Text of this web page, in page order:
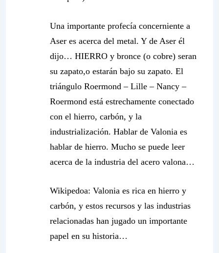
Una importante profecía concerniente a
Aser es acerca del metal. Y de Aser él
dijo… HIERRO y bronce (o cobre) seran
su zapato,o estarán bajo su zapato. El
triángulo Roermond – Lille – Nancy –
Roermond está estrechamente conectado
con el hierro, carbón, y la
industrialización. Hablar de Valonia es
hablar de hierro. Mucho se puede leer
acerca de la industria del acero valona…
Wikipedoa: Valonia es rica en hierro y
carbón, y estos recursos y las industrias
relacionadas han jugado un importante
papel en su historia…